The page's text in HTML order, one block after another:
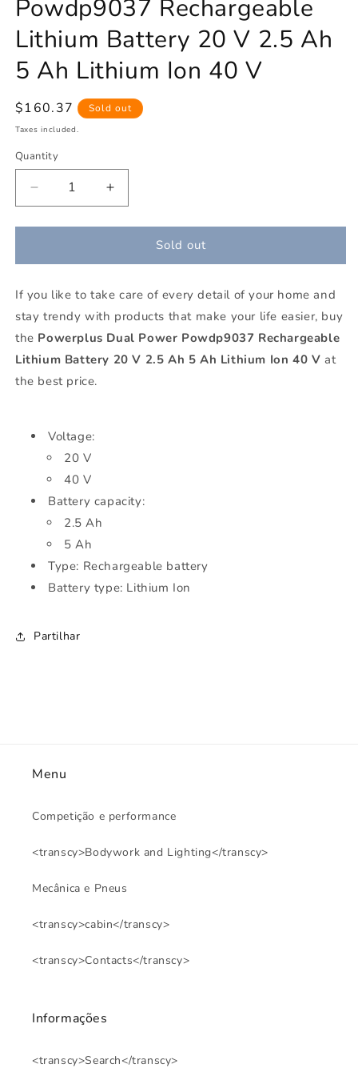
Powdp9037 Rechargeable
Lithium Battery 20 V 2.5 Ah
5 Ah Lithium Ion 40 V
Regular
price
$160.37 Sold out
Taxes included.
Quantity
Decrease
quantity
for
Dual
Powdp9037
Rechargeable
Battery
20
V
Lithium
Ion
40
Increase
quantity
for
Powerplus
Dual
Powdp9037
Rechargeable
Battery
20
40
Sold out
If you like to take care of every detail of your home and
stay trendy with products that make your life easier, buy
the Powerplus Dual Power Powdp9037 Rechargeable
Lithium Battery 20 V 2.5 Ah 5 Ah Lithium Ion 40 V at
the best price.
Voltage:
20 V
40 V
Battery capacity:
2.5 Ah
5 Ah
Type: Rechargeable battery
Battery type: Lithium Ion
Partilhar
Menu
Competição e performance
<transcy>Bodywork and Lighting</transcy>
Mecânica e Pneus
<transcy>cabin</transcy>
<transcy>Contacts</transcy>
Informações
<transcy>Search</transcy>